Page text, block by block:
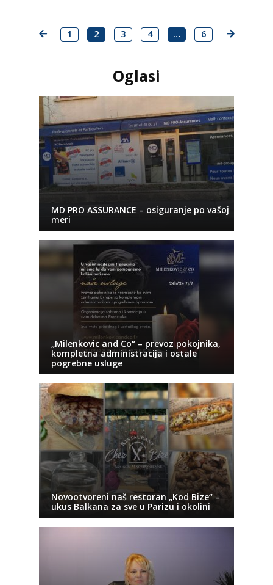
1 2 3 4 … 6
Oglasi
MD PRO ASSURANCE – osiguranje po vašoj
meri
„Milenkovic and Co“ – prevoz pokojnika,
kompletna administracija i ostale
pogrebne usluge
Novootvoreni naš restoran „Kod Bize“ –
ukus Balkana za sve u Parizu i okolini